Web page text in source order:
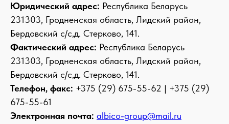
Юридический адрес: Республика Беларусь
231303, Гродненская область, Лидский район,
Бердовский с/с,д. Стерково, 141.
Фактический адрес: Республика Беларусь
231303, Гродненская область, Лидский район,
Бердовский с/с,д. Стерково, 141.
Телефон, факс: +375 (29) 675-55-62 | +375 (29)
675-55-61
Электронная почта: albico-group@mail.ru